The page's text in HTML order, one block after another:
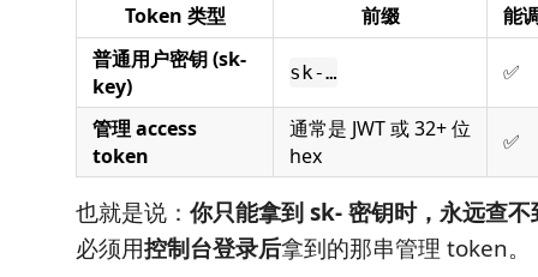
Token 类型 前缀
能
普通用户密钥 (sk-
key)
sk-… ✅
管理 access
token
通常是 JWT 或 32+ 位
hex
✅
也就是说： 你只能拿到 sk- 密钥时，永远查不
必须用控制台登录后拿到的那串管理 token。